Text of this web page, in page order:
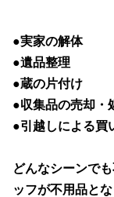
●実家の解体
●遺品整理
●蔵の片付け
●収集品の売却・
●引越しによる買
どんなシーンで
ッフが不用品と